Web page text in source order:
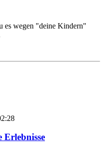
es wegen "deine Kindern"
Erlebnisse